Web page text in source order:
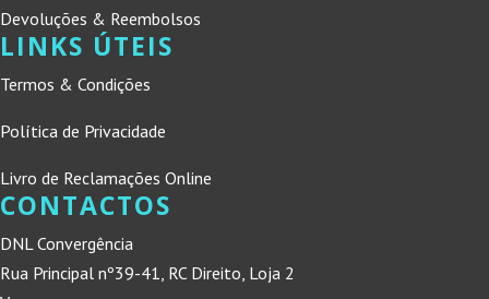
Devoluções & Reembolsos
LINKS ÚTEIS
Termos & Condições
Política de Privacidade
Livro de Reclamações Online
CONTACTOS
DNL Convergência
Rua Principal nº39-41, RC Direito, Loja 2